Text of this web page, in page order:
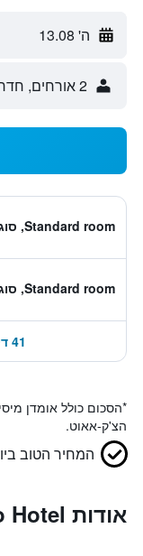
ה' 13.08
2 אורחים, חדר 1
Standard room, סוג המיטה לא ידוע
Standard room, סוג המיטה לא ידוע
41 דילים נוספים החל מ-₪738
*הסכום כולל אומדן
הצ'ק-אאוט.
המחיר הטוב
אודות Ca' Sagredo Hotel